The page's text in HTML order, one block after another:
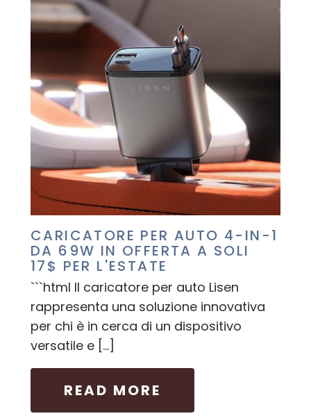
CARICATORE PER AUTO 4-IN-1
DA 69W IN OFFERTA A SOLI
17$ PER L'ESTATE
```html Il caricatore per auto Lisen
rappresenta una soluzione innovativa
per chi è in cerca di un dispositivo
versatile e […]
READ MORE